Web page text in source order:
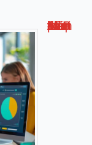
Métis AFPA : la plateforme de formation numérique innovante !